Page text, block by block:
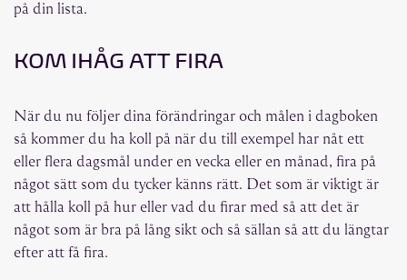
på din lista.
KOM IHÅG ATT FIRA
När du nu följer dina förändringar och målen i dagboken
så kommer du ha koll på när du till exempel har nåt ett
eller flera dagsmål under en vecka eller en månad, fira på
något sätt som du tycker känns rätt. Det som är viktigt är
att hålla koll på hur eller vad du firar med så att det är
något som är bra på lång sikt och så sällan så att du längtar
efter att få fira.